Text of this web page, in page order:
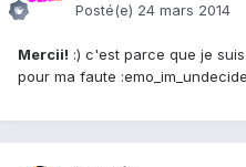
Posté(e) 24 mars 2014
Mercii! :) c'est parce que je
pour ma faute